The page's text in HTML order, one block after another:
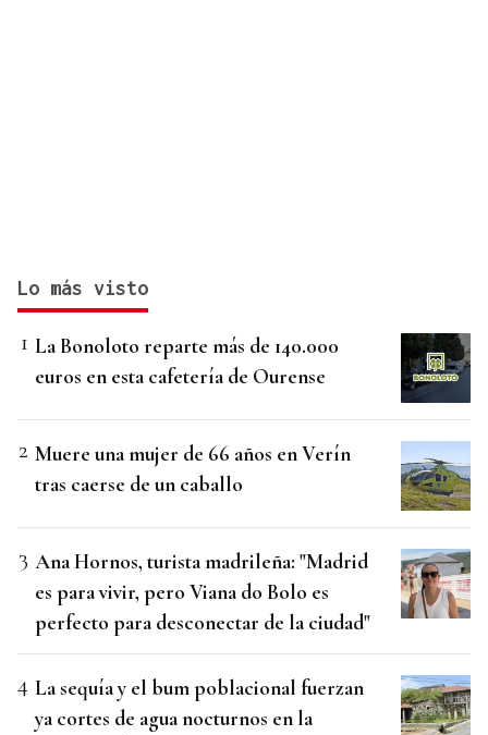
Lo más visto
La Bonoloto reparte más de 140.000
euros en esta cafetería de Ourense
Muere una mujer de 66 años en Verín
tras caerse de un caballo
Ana Hornos, turista madrileña: "Madrid
es para vivir, pero Viana do Bolo es
perfecto para desconectar de la ciudad"
La sequía y el bum poblacional fuerzan
ya cortes de agua nocturnos en la